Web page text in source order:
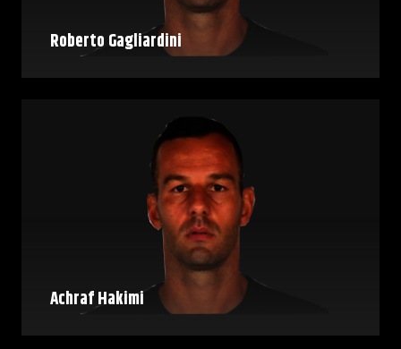
Roberto Gagliardini
Achraf Hakimi